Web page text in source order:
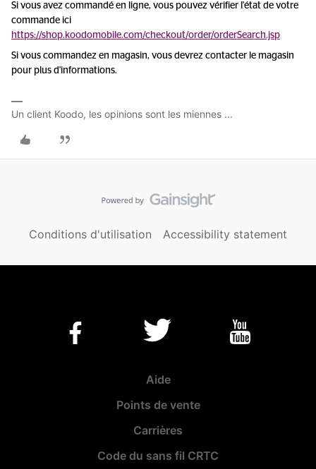
Si vous avez commandé en ligne, vous pouvez vérifier l'état de votre
commande ici
https://shop.koodomobile.com/checkout/order/orderSearch.jsp
Si vous commandez en magasin, vous devrez contacter le magasin
pour plus d'informations.
Un client Koodo, les opinions sont les miennes ...
Conditions d'utilisation Accessibility statement
Aide
Points de vente
Carrières
Code du sans fil CRTC